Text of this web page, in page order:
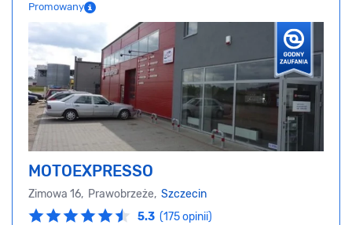
Promowany
MOTOEXPRESSO
Zimowa 16, Prawobrzeże, Szczecin
5.3 (175 opinii)